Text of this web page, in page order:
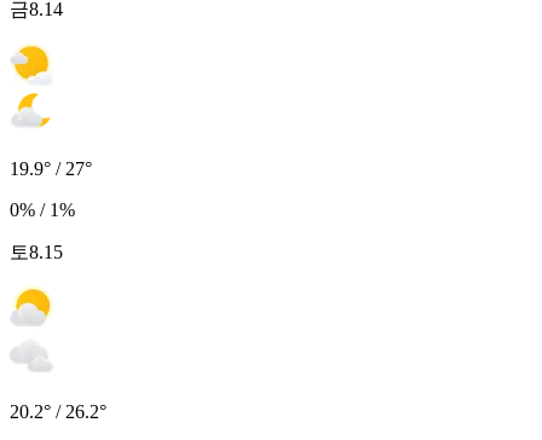
금8.14
19.9° / 27°
0% / 1%
토8.15
20.2° / 26.2°